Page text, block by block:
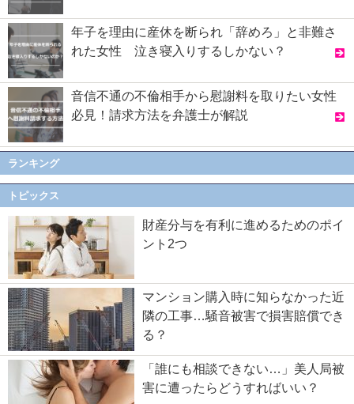
年子を理由に産休を断られ「辞めろ」と非難さ
れた女性 泣き寝入りするしかない？
音信不通の不倫相手から慰謝料を取りたい女性
必見！請求方法を弁護士が解説
ランキング
トピックス
財産分与を有利に進めるためのポイ
ント2つ
マンション購入時に知らなかった近
隣の工事…騒音被害で損害賠償でき
る？
「誰にも相談できない…」美人局被
害に遭ったらどうすればいい？